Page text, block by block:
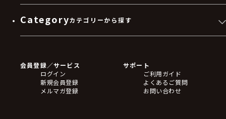
Categoryカテゴリーから探す
フィギュア
アクリルスタンド
バッジ
キーホルダー・ストラップ
会員登録／サービス
ログイン
新規会員登録
メルマガ登録
サポート
ご利用ガイド
よくあるご質問
お問い合わせ